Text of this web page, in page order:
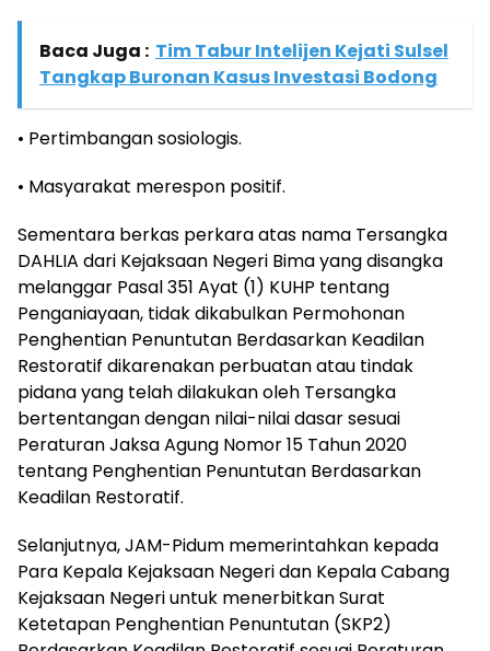
Baca Juga : Tim Tabur Intelijen Kejati Sulsel
Tangkap Buronan Kasus Investasi Bodong
• Pertimbangan sosiologis.
• Masyarakat merespon positif.
Sementara berkas perkara atas nama Tersangka
DAHLIA dari Kejaksaan Negeri Bima yang disangka
melanggar Pasal 351 Ayat (1) KUHP tentang
Penganiayaan, tidak dikabulkan Permohonan
Penghentian Penuntutan Berdasarkan Keadilan
Restoratif dikarenakan perbuatan atau tindak
pidana yang telah dilakukan oleh Tersangka
bertentangan dengan nilai-nilai dasar sesuai
Peraturan Jaksa Agung Nomor 15 Tahun 2020
tentang Penghentian Penuntutan Berdasarkan
Keadilan Restoratif.
Selanjutnya, JAM-Pidum memerintahkan kepada
Para Kepala Kejaksaan Negeri dan Kepala Cabang
Kejaksaan Negeri untuk menerbitkan Surat
Ketetapan Penghentian Penuntutan (SKP2)